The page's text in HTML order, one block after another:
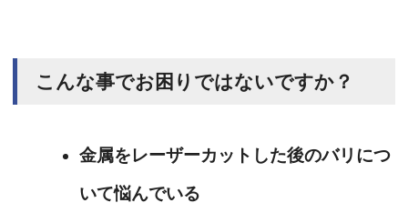
こんな事でお困りではないですか？
金属をレーザーカットした後のバリにつ
いて悩んでいる